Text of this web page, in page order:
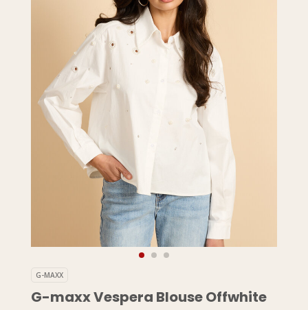
G-MAXX
G-maxx Vespera Blouse Offwhite